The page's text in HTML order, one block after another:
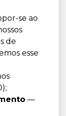
se ao
de
esse
—